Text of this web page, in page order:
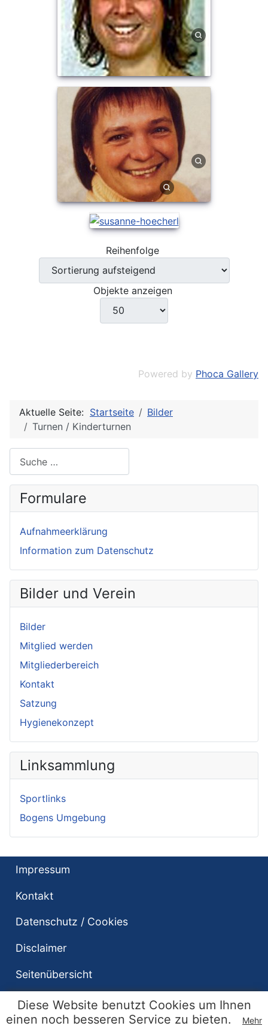
Formulare
Aufnahmeerklärung
Information zum Datenschutz
Bilder und Verein
Bilder
Mitglied werden
Mitgliederbereich
Kontakt
Satzung
Hygienekonzept
Linksammlung
Sportlinks
Bogens Umgebung
Reihenfolge
Objekte anzeigen
Powered by Phoca Gallery
Aktuelle Seite: Startseite
Bilder
Turnen / Kinderturnen
Diese Website benutzt Cookies um Ihnen
einen noch besseren Service zu bieten.
Mehr
Impressum
Kontakt
Datenschutz / Cookies
Disclaimer
Seitenübersicht